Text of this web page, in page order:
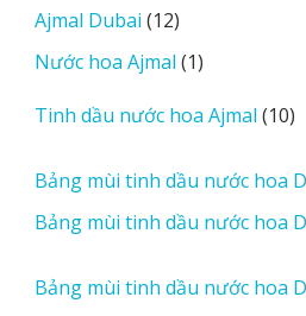
Ajmal Dubai 1212
sản
phẩm
Nước hoa Ajmal 11
phẩm
Tinh dầu nước hoa Ajmal 1010
Bảng mùi tinh dầu nước hoa
Bảng mùi tinh dầu nước hoa
Bảng mùi tinh dầu nước hoa